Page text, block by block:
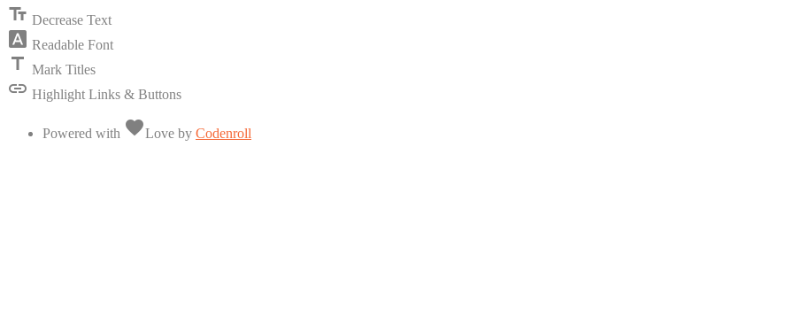
text_fields Decrease Text
font_download Readable Font
title Mark Titles
link Highlight Links & Buttons
Powered with favoriteLove by Codenroll